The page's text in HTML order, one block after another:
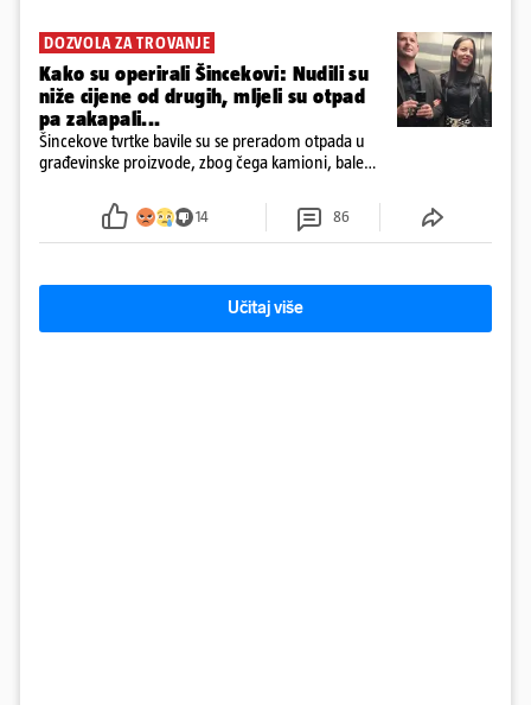
DOZVOLA ZA TROVANJE
Kako su operirali Šincekovi: Nudili su
niže cijene od drugih, mljeli su otpad
pa zakapali...
Šincekove tvrtke bavile su se preradom otpada u
građevinske proizvode, zbog čega kamioni, bale
14 86
Učitaj više